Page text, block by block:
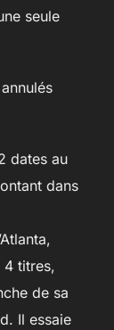
seule
dates au
dans
4 titres,
de sa
Il essaie